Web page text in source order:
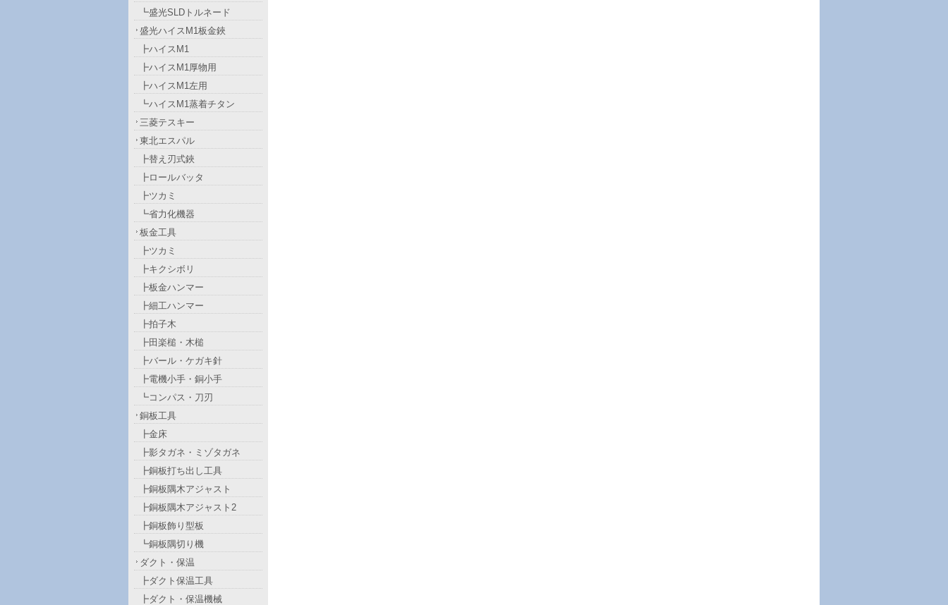
┗盛光SLDトルネード
盛光ハイスM1板金鋏
┣ハイスM1
┣ハイスM1厚物用
┣ハイスM1左用
┗ハイスM1蒸着チタン
三菱テスキー
東北エスパル
┣替え刃式鋏
┣ロールバッタ
┣ツカミ
┗省力化機器
板金工具
┣ツカミ
┣キクシボリ
┣板金ハンマー
┣細工ハンマー
┣拍子木
┣田楽槌・木槌
┣バール・ケガキ針
┣電機小手・銅小手
┗コンパス・刀刃
銅板工具
┣金床
┣影タガネ・ミゾタガネ
┣銅板打ち出し工具
┣銅板隅木アジャスト
┣銅板隅木アジャスト2
┣銅板飾り型板
┗銅板隅切り機
ダクト・保温
┣ダクト保温工具
┣ダクト・保温機械